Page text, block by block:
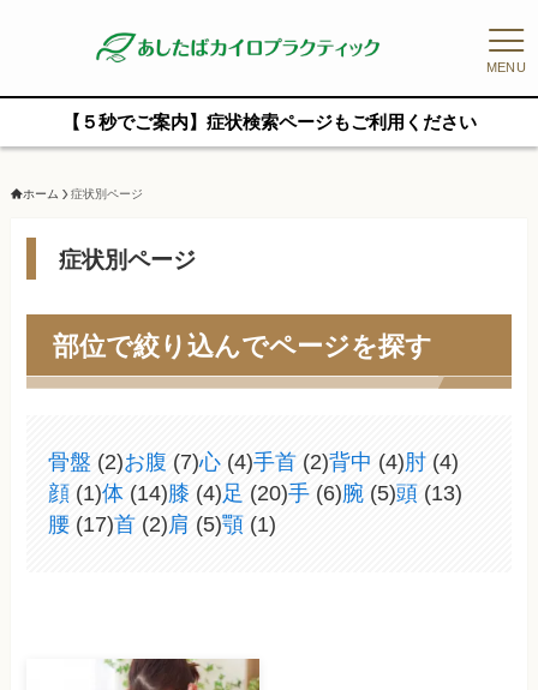
MENU
【５秒でご案内】症状検索ページもご利用ください
ホーム 症状別ページ
症状別ページ
部位で絞り込んでページを探す
骨盤 (2)お腹 (7)心 (4)手首 (2)背中 (4)肘 (4)
顔 (1)体 (14)膝 (4)足 (20)手 (6)腕 (5)頭 (13)
腰 (17)首 (2)肩 (5)顎 (1)